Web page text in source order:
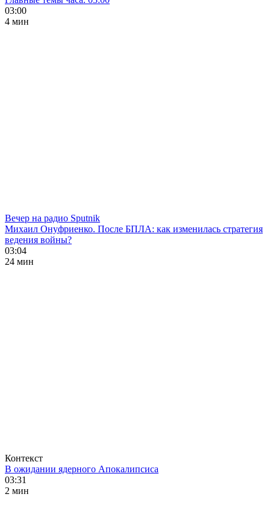
03:00
4 мин
Вечер на радио Sputnik
Михаил Онуфриенко. После БПЛА: как изменилась стратегия
ведения войны?
03:04
24 мин
Контекст
В ожидании ядерного Апокалипсиса
03:31
2 мин